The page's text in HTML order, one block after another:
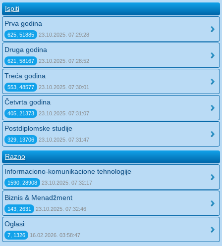
Ispiti
Prva godina
625, 51885 23.10.2025. 07:29:28
Druga godina
621, 58167 23.10.2025. 07:28:52
Treća godina
553, 48577 23.10.2025. 07:30:01
Četvrta godina
405, 21373 23.10.2025. 07:31:07
Postdiplomske studije
329, 13706 23.10.2025. 07:31:47
Razno
Informaciono-komunikacione tehnologije
1590, 28908 23.10.2025. 07:32:17
Biznis & Menadžment
143, 2631 23.10.2025. 07:32:46
Oglasi
7, 1326 16.02.2026. 03:58:47